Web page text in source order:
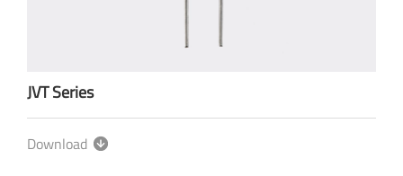
JVT Series
Download